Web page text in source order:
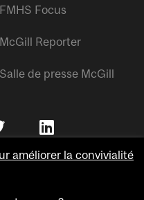
FMHS Focus
McGill Reporter
Salle de presse McGill
améliorer la convivialité